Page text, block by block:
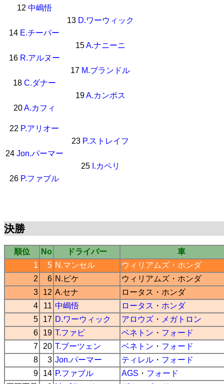
12 中嶋悟
13 D.ワーウィック
14 E.チーバー
15A.ナニーニ
16 R.アルヌー
17 M.ブランドル
18 C.ダナー
19A.カンポス
20A.カフィ
22 P.アリオー
23 P.ストレイフ
24 Jon.パーマー
25 I.カペリ
26 P.ファブル
決勝
順位 No ドライバー
車
1
5 N.マンセル ウィリアムズ ・ ホンダ
2
6 N.ピケ ウィリアムズ ・ ホンダ
3
12 A.セナ ロータス ・ ホンダ
4
11 中嶋悟 ロータス ・ ホンダ
5
17 D.ワーウィック アロウズ ・ メガトロン
6
19 T.ファビ ベネトン ・ フォード
7
20 T.ブーツェン ベネトン ・ フォード
8
3 Jon.パーマー ティレル ・ フォード
9
14 P.ファブル AGS ・ フォード